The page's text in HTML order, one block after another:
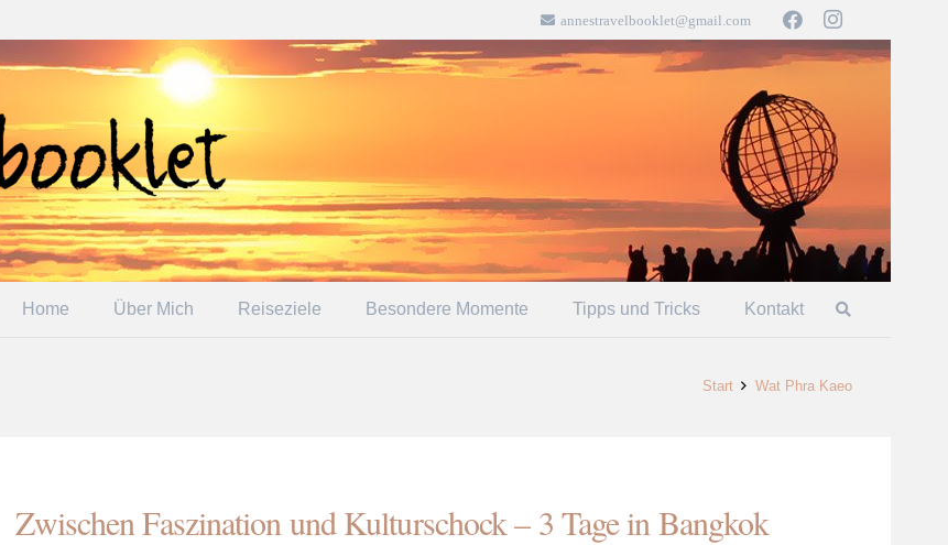
annestravelbooklet@gmail.com
Home Über Mich Reiseziele Besondere Momente Tipps und Tricks Kontakt
Start Wat Phra Kaeo
Zwischen Faszination und Kulturschock – 3 Tage in Bangkok